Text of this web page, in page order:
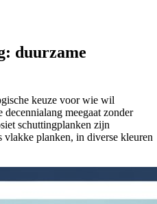
duurzame
keuze voor wie wil
meegaat zonder
schuttingplanken zijn
vlakke planken, in diverse kleuren